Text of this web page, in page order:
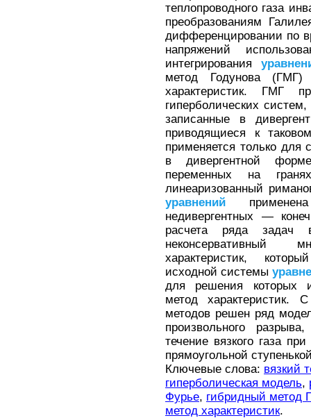
теплопроводного газа
преобразованиям
дифференцировании по
напряжений
интегрирования
метод Годунова
характеристик. ГМГ
гиперболических
записанные в
приводящиеся к
применяется только для
в дивергентной
переменных на
линеаризованный
уравнений
недивергентных —
расчета ряда задач
неконсервативный
характеристик,
исходной системы
для решения которых
метод характеристик.
методов решен ряд
произвольного
течение вязкого газа
прямоугольной
Ключевые слова: вязкий
гиперболическая модель,
Фурье, гибридный метод
метод характеристик.